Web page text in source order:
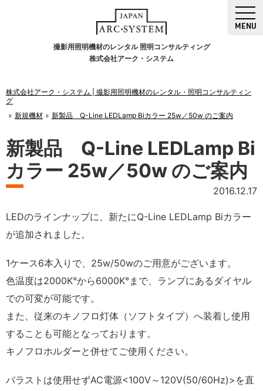
撮影用照明機材のレンタル 照明コンサルティング
株式会社アーク・システム
MENU
株式会社アーク・システム | 撮影用照明機材のレンタル・照明コンサルティン
グ
新規機材
新製品 Q-Line LEDLamp Biカラー 25w／50w のご案内
新製品 Q-Line LEDLamp Bi
カラー 25w／50w のご案内
2016.12.17
LEDのラインナップに、新たにQ-Line LEDLamp Biカラー
が追加されました。
1ケース6本入りで、25w/50wのご用意がございます。
色温度は2000K°から6000K°まで、ランプにあるダイヤル
での可変が可能です。
また、従来のキノフロ灯体（ソフトタイプ）へ装着し使用
することも可能となっております。
キノフロホルダーと併せてご使用ください。
バラストは使用せずAC電源<100V～120V(50/60Hz)>を直